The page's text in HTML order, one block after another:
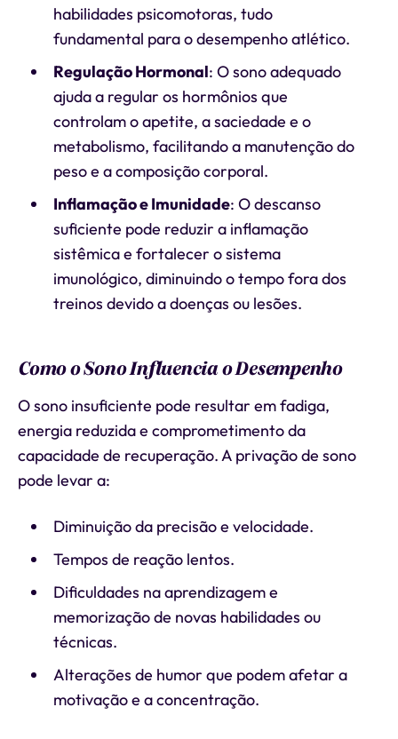
habilidades psicomotoras, tudo
fundamental para o desempenho atlético.
Regulação Hormonal: O sono adequado
ajuda a regular os hormônios que
controlam o apetite, a saciedade e o
metabolismo, facilitando a manutenção do
peso e a composição corporal.
Inflamação e Imunidade: O descanso
suficiente pode reduzir a inflamação
sistêmica e fortalecer o sistema
imunológico, diminuindo o tempo fora dos
treinos devido a doenças ou lesões.
Como o Sono Influencia o Desempenho
O sono insuficiente pode resultar em fadiga,
energia reduzida e comprometimento da
capacidade de recuperação. A privação de sono
pode levar a:
Diminuição da precisão e velocidade.
Tempos de reação lentos.
Dificuldades na aprendizagem e
memorização de novas habilidades ou
técnicas.
Alterações de humor que podem afetar a
motivação e a concentração.